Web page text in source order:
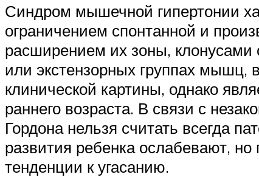
Синдром мышечной гипертонии
ограничением спонтанной и
расширением их зоны,
или экстензорных группах
клинической картины, однако
раннего возраста. В связи с
Гордона нельзя считать всегда
развития ребенка ослабевают,
тенденции к угасанию.